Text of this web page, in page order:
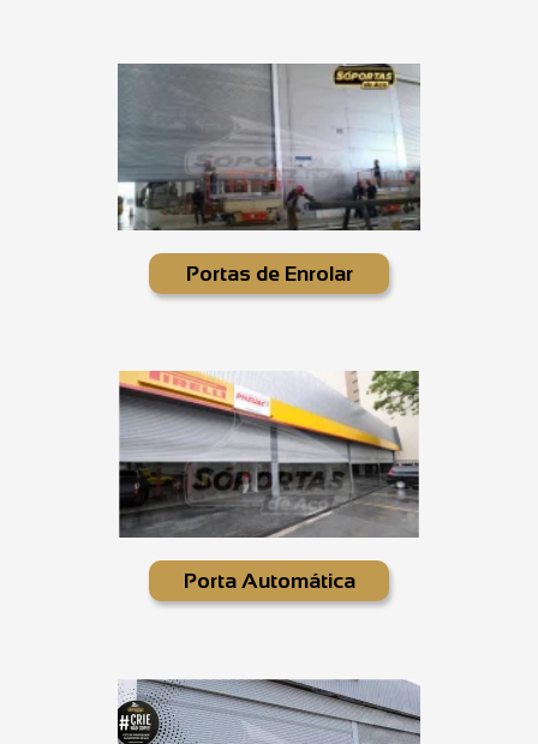
Portas de Enrolar
Porta Automática